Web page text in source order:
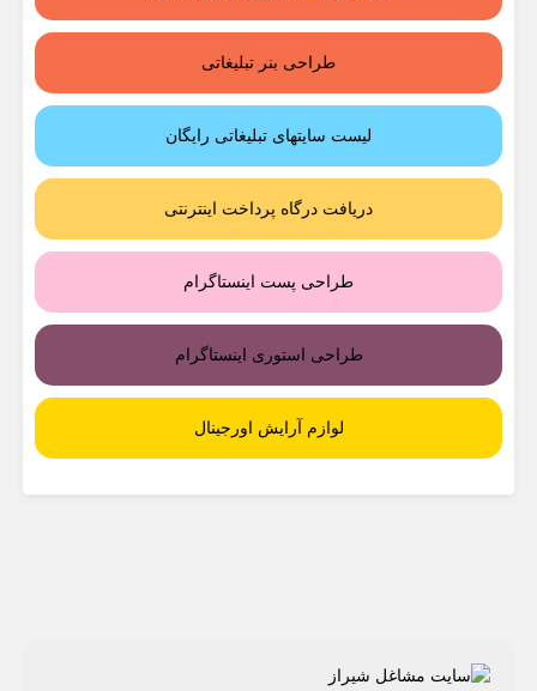
طراحی بنر تبلیغاتی
لیست سایتهای تبلیغاتی رایگان
دریافت درگاه پرداخت اینترنتی
طراحی پست اینستاگرام
طراحی استوری اینستاگرام
لوازم آرایش اورجینال